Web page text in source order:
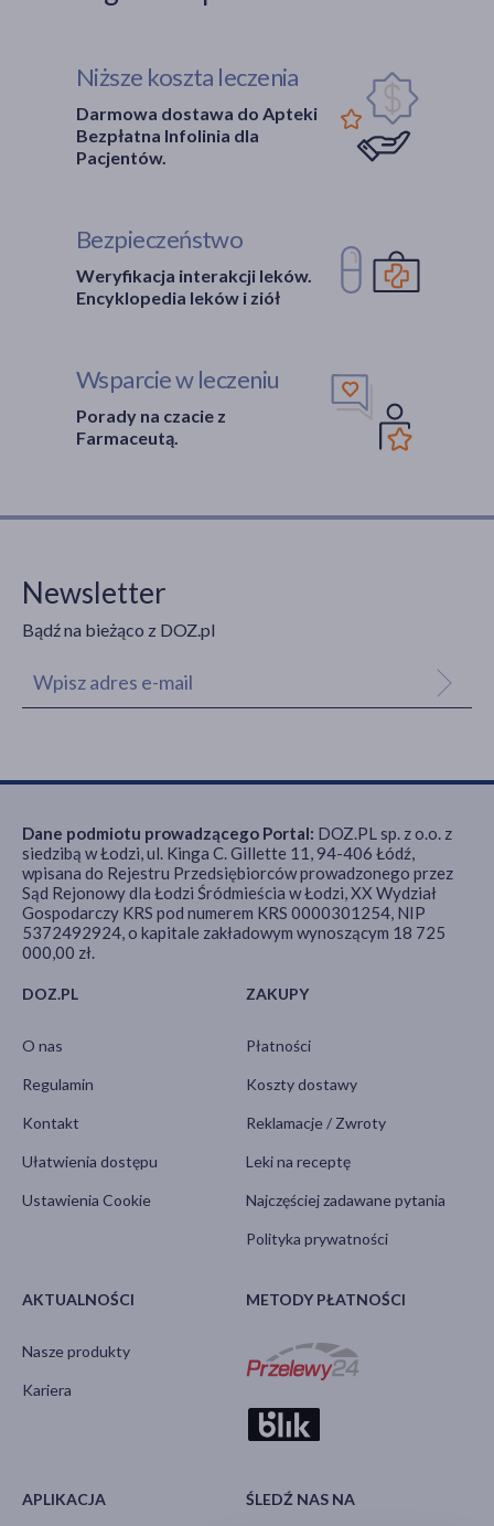
Niższe koszta leczenia
Darmowa dostawa do Apteki
Bezpłatna Infolinia dla
Pacjentów.
Bezpieczeństwo
Weryfikacja interakcji leków.
Encyklopedia leków i ziół
Wsparcie w leczeniu
Porady na czacie z
Farmaceutą.
Newsletter
Bądź na bieżąco z DOZ.pl
DOZ.PL
O nas
Regulamin
Kontakt
Ułatwienia dostępu
Ustawienia Cookie
ZAKUPY
Płatności
Koszty dostawy
Reklamacje / Zwroty
Leki na receptę
Najczęściej zadawane pytania
Polityka prywatności
AKTUALNOŚCI
Nasze produkty
Kariera
METODY PŁATNOŚCI
APLIKACJA ŚLEDŹ NAS NA
Dane podmiotu prowadzącego Portal: DOZ.PL sp. z o.o. z
siedzibą w Łodzi, ul. Kinga C. Gillette 11, 94-406 Łódź,
wpisana do Rejestru Przedsiębiorców prowadzonego przez
Sąd Rejonowy dla Łodzi Śródmieścia w Łodzi, XX Wydział
Gospodarczy KRS pod numerem KRS 0000301254, NIP
5372492924, o kapitale zakładowym wynoszącym 18 725
000,00 zł.